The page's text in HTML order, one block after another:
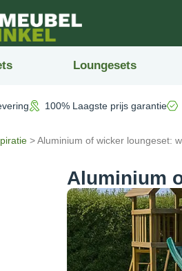
Loungesets
100% Laagste prijs garantie
>Aluminium of wicker loungeset:
Aluminium